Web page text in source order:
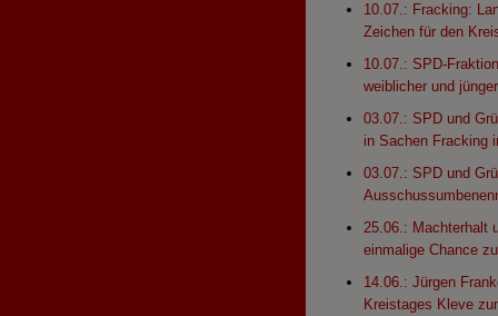
10.07.: Fracking:
Zeichen für den
10.07.: SPD-
weiblicher und
03.07.: SPD und
in Sachen Fracking
03.07.: SPD und
25.06.: Machterhalt
einmalige Chance
14.06.: Jürgen
Kreistages Kleve